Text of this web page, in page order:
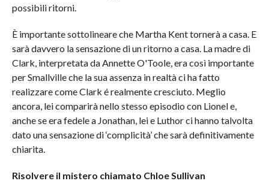
possibili ritorni.
È importante sottolineare che Martha Kent tornerà a casa. E
sarà davvero la sensazione di un ritorno a casa. La madre di
Clark, interpretata da Annette O'Toole, era così importante
per Smallville che la sua assenza in realtà ci ha fatto
realizzare come Clark é realmente cresciuto. Meglio
ancora, lei comparirà nello stesso episodio con Lionel e,
anche se era fedele a Jonathan, lei e Luthor ci hanno talvolta
dato una sensazione di ‘complicità’ che sarà definitivamente
chiarita.
Risolvere il mistero chiamato Chloe Sullivan